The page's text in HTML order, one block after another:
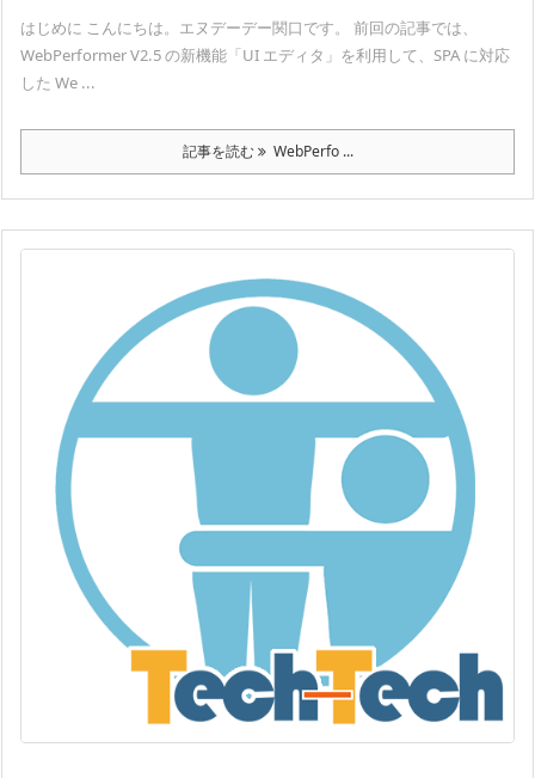
はじめに こんにちは。エヌデーデー関口です。 前回の記事では、
WebPerformer V2.5 の新機能「UI エディタ」を利用して、SPA に対応
した We ...
記事を読む WebPerfo ...